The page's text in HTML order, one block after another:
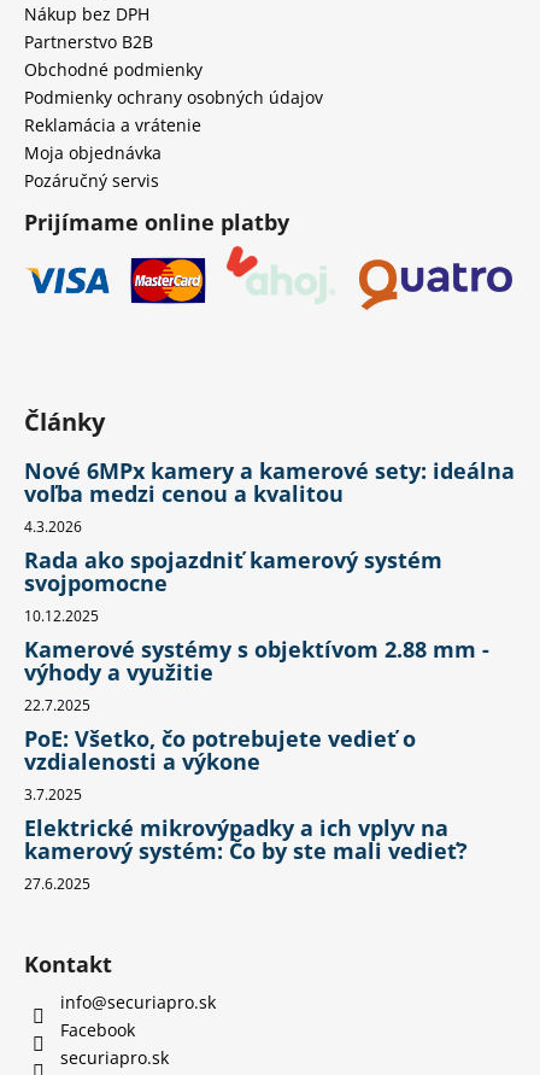
Nákup bez DPH
Partnerstvo B2B
Obchodné podmienky
Podmienky ochrany osobných údajov
Reklamácia a vrátenie
Moja objednávka
Pozáručný servis
Prijímame online platby
Články
Nové 6MPx kamery a kamerové sety: ideálna
voľba medzi cenou a kvalitou
4.3.2026
Rada ako spojazdniť kamerový systém
svojpomocne
10.12.2025
Kamerové systémy s objektívom 2.88 mm -
výhody a využitie
22.7.2025
PoE: Všetko, čo potrebujete vedieť o
vzdialenosti a výkone
3.7.2025
Elektrické mikrovýpadky a ich vplyv na
kamerový systém: Čo by ste mali vedieť?
27.6.2025
Kontakt
info@securiapro.sk
Facebook
securiapro.sk